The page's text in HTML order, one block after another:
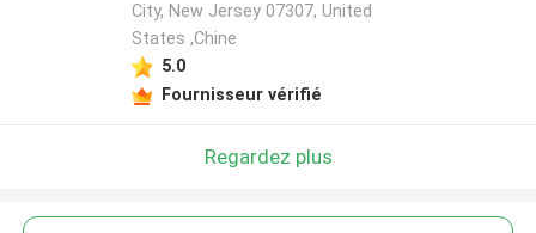
City, New Jersey 07307, United
States ,Chine
5.0
Fournisseur vérifié
Regardez plus